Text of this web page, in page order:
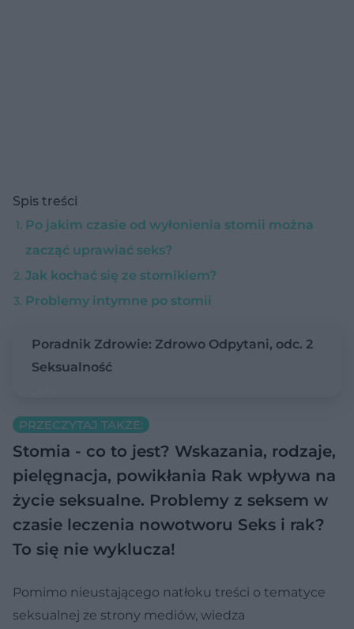
Spis treści
Po jakim czasie od wyłonienia stomii można
zacząć uprawiać seks?
Jak kochać się ze stomikiem?
Problemy intymne po stomii
Poradnik Zdrowie: Zdrowo Odpytani, odc. 2
Seksualność
PRZECZYTAJ TAKŻE:
Stomia - co to jest? Wskazania, rodzaje,
pielęgnacja, powikłania Rak wpływa na
życie seksualne. Problemy z seksem w
czasie leczenia nowotworu Seks i rak?
To się nie wyklucza!
Pomimo nieustającego natłoku treści o tematyce
seksualnej ze strony mediów, wiedza